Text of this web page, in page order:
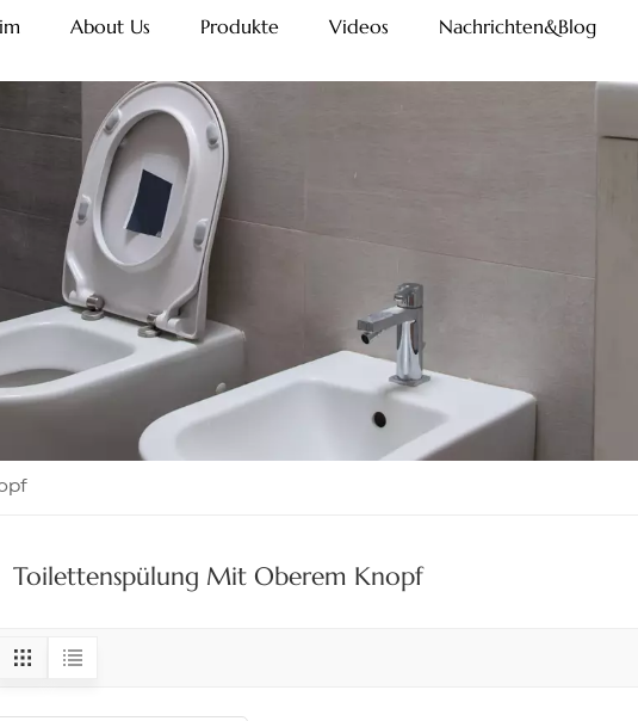
About Us Produkte Videos Nachrichten&Blog
Toilettenspülung Mit Oberem Knopf